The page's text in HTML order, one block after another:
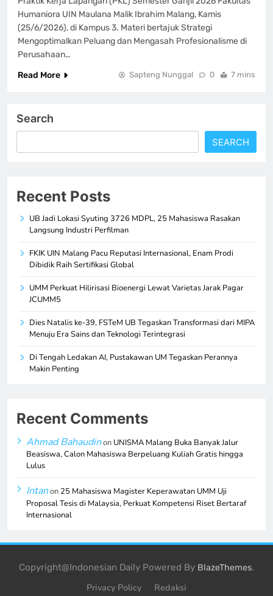
Humaniora UIN Maulana Malik Ibrahim Malang, Kamis
(25/6/2026), di Kampus 3. Materi bertajuk Strategi
Mengoptimalkan Peluang dan Mengasah Profesionalisme di
Perusahaan…
Read More
Sapteng Nunggal 0 7 mins
Search
SEARCH
Recent Posts
UB Jadi Lokasi Syuting 3726 MDPL, 25 Mahasiswa Rasakan
Langsung Industri Perfilman
FKIK UIN Malang Pacu Reputasi Internasional, Enam Prodi
Dibidik Raih Sertifikasi Global
UMM Perkuat Hilirisasi Bioenergi Lewat Varietas Jarak Pagar
JCUMM5
Dies Natalis ke-39, FSTeM UB Tegaskan Transformasi dari MIPA
Menuju Era Sains dan Teknologi Terintegrasi
Di Tengah Ledakan AI, Pustakawan UM Tegaskan Perannya
Makin Penting
Recent Comments
Ahmad Bahaudinon UNISMA Malang Buka Banyak Jalur
Beasiswa, Calon Mahasiswa Berpeluang Kuliah Gratis hingga
Lulus
Intanon 25 Mahasiswa Magister Keperawatan UMM Uji
Proposal Tesis di Malaysia, Perkuat Kompetensi Riset Bertaraf
Internasional
Copyright@Indonesian Daily Powered By BlazeThemes.
Privacy Policy Redaksi